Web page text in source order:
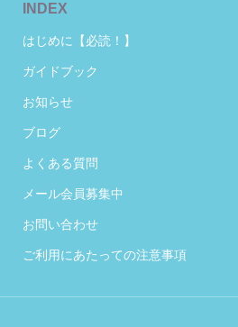
INDEX
はじめに【必読！】
ガイドブック
お知らせ
ブログ
よくある質問
メール会員募集中
お問い合わせ
ご利用にあたっての注意事項